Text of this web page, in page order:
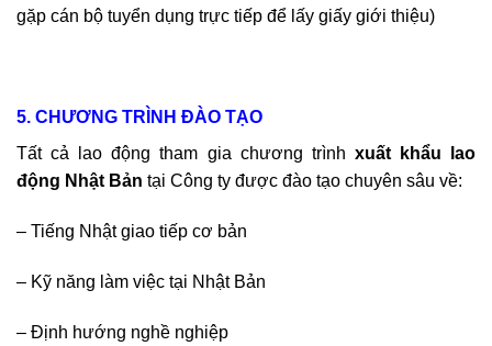
gặp cán bộ tuyển dụng trực tiếp để lấy giấy giới thiệu)
5. CHƯƠNG TRÌNH ĐÀO TẠO
Tất cả lao động tham gia chương trình xuất khẩu lao
động Nhật Bản tại Công ty được đào tạo chuyên sâu về:
– Tiếng Nhật giao tiếp cơ bản
– Kỹ năng làm việc tại Nhật Bản
– Định hướng nghề nghiệp